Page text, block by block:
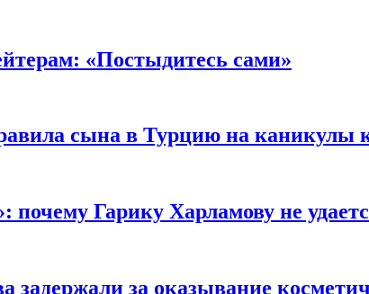
«Постыдитесь сами»
сына в Турцию на каникулы
почему Гарику Харламову не
за оказывание